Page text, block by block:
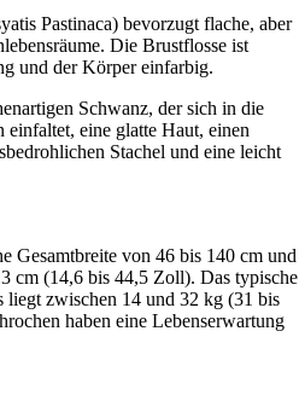
Pastinaca) bevorzugt flache, aber
Die Brustflosse ist
und der Körper einfarbig.
Schwanz, der sich in die
einfaltet, eine glatte Haut, einen
Stachel und eine leicht
Gesamtbreite von 46 bis 140 cm und
cm (14,6 bis 44,5 Zoll). Das typische
liegt zwischen 14 und 32 kg (31 bis
haben eine Lebenserwartung